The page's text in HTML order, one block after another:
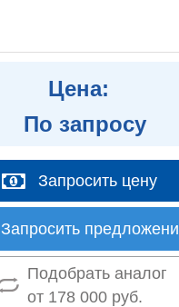
Цена:
По запросу
Запросить цену
Запросить
Подобрать аналог
от 178 000 руб.